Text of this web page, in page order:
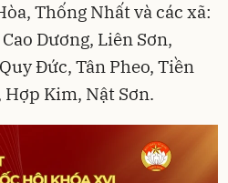
Thống Nhất và các xã:
Dương, Liên Sơn,
Đức, Tân Pheo, Tiền
Kim, Nật Sơn.